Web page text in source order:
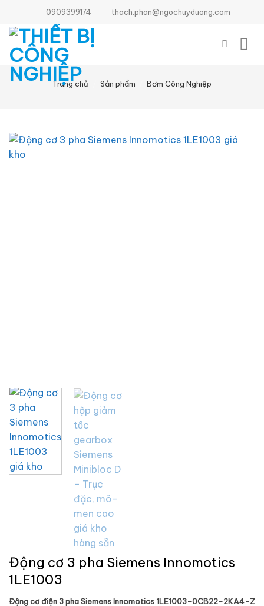
nội
dung
0909399174 thach.phan@ngochuyduong.com
Trang chủ Sản phẩm Bơm Công Nghiệp
Động cơ 3 pha Siemens Innomotics
1LE1003
Động cơ điện 3 pha Siemens Innomotics 1LE1003-0CB22-2KA4-Z